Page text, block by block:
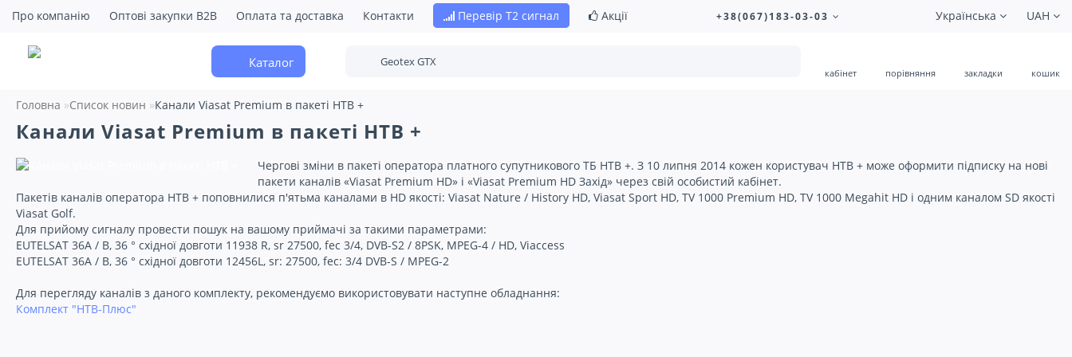
Про компанію Оптові закупки B2B Оплата та доставка Контакти Перевір Т2 сигнал Акції +38(067)183-03-03 UAH
Українська
Каталог
кабінет порівняння закладки кошик
Головна Список новин Канали Viasat Premium в пакеті НТВ +
Канали Viasat Premium в пакеті НТВ +
Чергові зміни в пакеті оператора платного супутникового ТБ НТВ +. З 10 липня 2014 кожен користувач НТВ + може оформити підписку на нові
пакети каналів «Viasat Premium HD» і «Viasat Premium HD Захід» через свій особистий кабінет.
Пакетів каналів оператора НТВ + поповнилися п'ятьма каналами в HD якості: Viasat Nature / History HD, Viasat Sport HD, TV 1000 Premium HD, TV 1000 Megahit HD і одним каналом SD якості
Viasat Golf.
Для прийому сигналу провести пошук на вашому приймачі за такими параметрами:
EUTELSAT 36A / B, 36 ° східної довготи 11938 R, sr 27500, fec 3/4, DVB-S2 / 8PSK, MPEG-4 / HD, Viaccess
EUTELSAT 36A / B, 36 ° східної довготи 12456L, sr: 27500, fec: 3/4 DVB-S / MPEG-2
Для перегляду каналів з даного комплекту, рекомендуємо використовувати наступне обладнання:
Комплект "НТВ-Плюс"